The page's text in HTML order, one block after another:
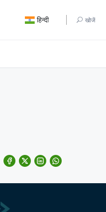
हिन्दी खोजें